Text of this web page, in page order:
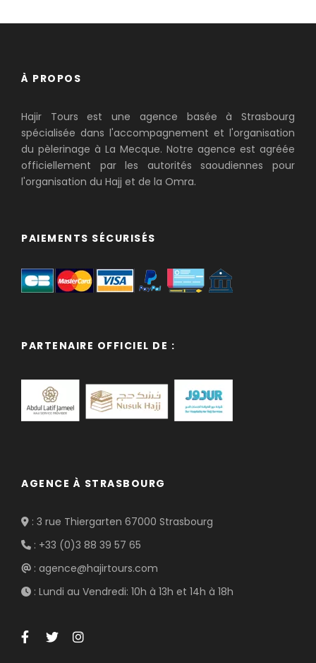
À PROPOS
Hajir Tours est une agence basée à Strasbourg
spécialisée dans l'accompagnement et l'organisation
du pèlerinage à La Mecque. Notre agence est agréée
officiellement par les autorités saoudiennes pour
l'organisation du Hajj et de la Omra.
PAIEMENTS SÉCURISÉS
PARTENAIRE OFFICIEL DE :
AGENCE À STRASBOURG
: 3 rue Thiergarten 67000 Strasbourg
: +33 (0)3 88 39 57 65
: agence@hajirtours.com
: Lundi au Vendredi: 10h à 13h et 14h à 18h